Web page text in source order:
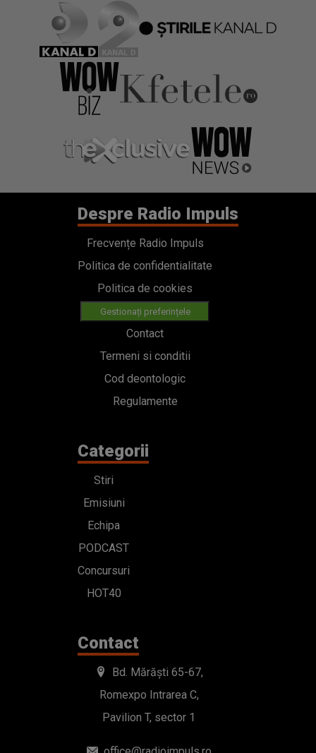
Despre Radio Impuls
Frecvențe Radio Impuls
Politica de confidentialitate
Politica de cookies
Gestionați preferințele
Contact
Termeni si conditii
Cod deontologic
Regulamente
Categorii
Stiri
Emisiuni
Echipa
PODCAST
Concursuri
HOT40
Contact
Bd. Mărăști 65-67,
Romexpo Intrarea C,
Pavilion T, sector 1